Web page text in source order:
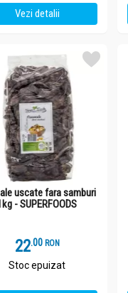
Vezi detalii
uscate fara samburi
- SUPERFOODS
22.0 RON
Stoc epuizat